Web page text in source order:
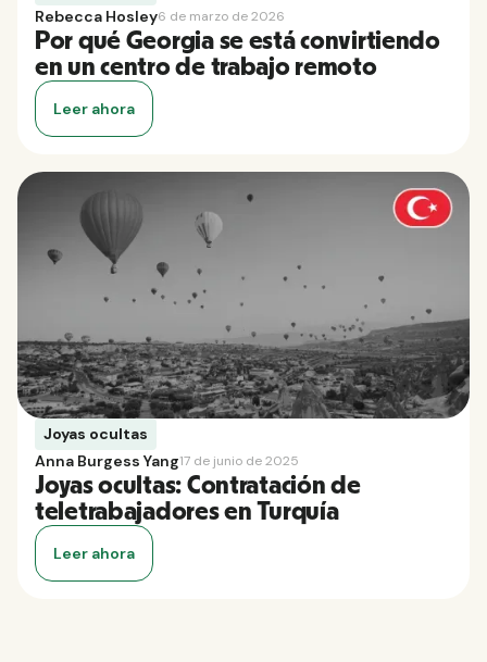
Rebecca Hosley6 de marzo de 2026
Por qué Georgia se está convirtiendo
en un centro de trabajo remoto
Leer ahora
Joyas ocultas
Anna Burgess Yang17 de junio de 2025
Joyas ocultas: Contratación de
teletrabajadores en Turquía
Leer ahora